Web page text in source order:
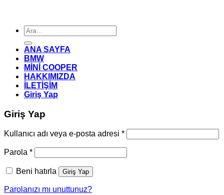
Ara:
ANA SAYFA
BMW
MİNİ COOPER
HAKKIMIZDA
İLETİŞİM
Giriş Yap
Giriş Yap
Kullanıcı adı veya e-posta adresi *Gerekli
Parola *Gerekli
Beni hatırla Giriş Yap
Parolanızı mı unuttunuz?